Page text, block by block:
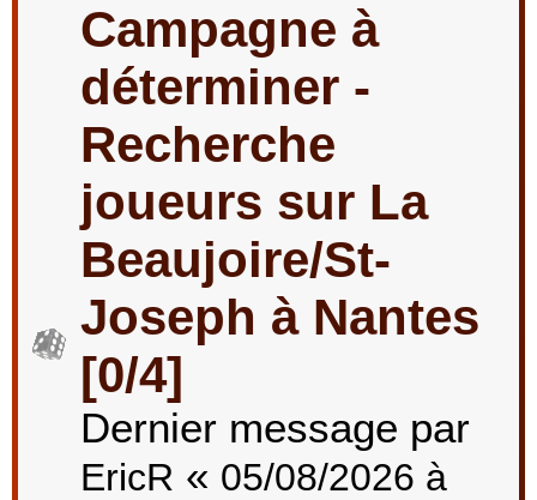
Campagne à
déterminer -
Recherche
joueurs sur La
Beaujoire/St-
Joseph à Nantes
[0/4]
Dernier message par
EricR « 05/08/2026 à